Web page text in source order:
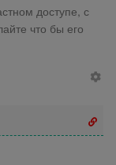
доступе, с
что бы его